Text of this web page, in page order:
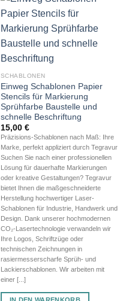
SCHABLONEN
Einweg Schablonen Papier
Stencils für Markierung
Sprühfarbe Baustelle und
schnelle Beschriftung
15,00 €
Präzisions-Schablonen nach Maß: Ihre
Marke, perfekt appliziert durch Tegravur
Suchen Sie nach einer professionellen
Lösung für dauerhafte Markierungen
oder kreative Gestaltungen? Tegravur
bietet Ihnen die maßgeschneiderte
Herstellung hochwertiger Laser-
Schablonen für Industrie, Handwerk und
Design. Dank unserer hochmodernen
CO₂-Lasertechnologie verwandeln wir
Ihre Logos, Schriftzüge oder
technischen Zeichnungen in
rasiermesserscharfe Sprüh- und
Lackierschablonen. Wir arbeiten mit
einer [...]